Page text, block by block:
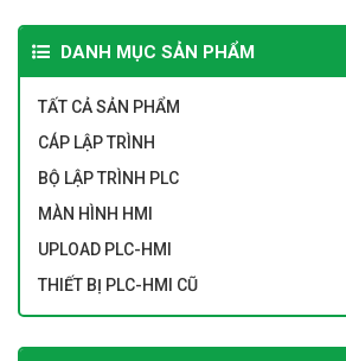
DANH MỤC SẢN PHẨM
TẤT CẢ SẢN PHẨM
CÁP LẬP TRÌNH
BỘ LẬP TRÌNH PLC
MÀN HÌNH HMI
UPLOAD PLC-HMI
THIẾT BỊ PLC-HMI CŨ